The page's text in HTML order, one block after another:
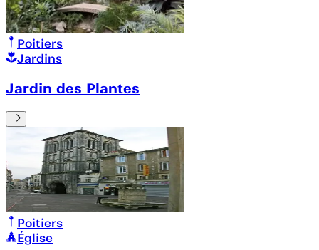
Poitiers
Jardins
Jardin des Plantes
Poitiers
Église